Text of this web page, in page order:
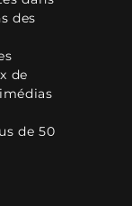
des
de
de 50